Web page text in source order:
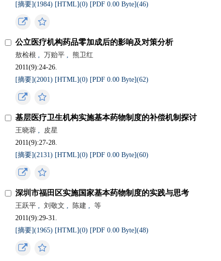
[摘要](1984) [HTML](0) [PDF 0.00 Byte](46)
公立医疗机构药品零加成后的影响及对策分析
敖检根 , 万贻平 ,
熊卫红
2011(9):24-26.
[摘要](2001) [HTML](0) [PDF 0.00 Byte](62)
基层医疗卫生机构实施基本药物制度的补偿机制探讨
王晓蓉 ,
皮星
2011(9):27-28.
[摘要](2131) [HTML](0) [PDF 0.00 Byte](60)
深圳市福田区实施国家基本药物制度的实践与思考
王跃平 , 刘敬文 , 陈建 ,
等
2011(9):29-31.
[摘要](1965) [HTML](0) [PDF 0.00 Byte](48)